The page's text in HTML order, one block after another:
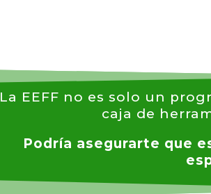
La EEFF no es solo un
caja de
Podría asegurarte que